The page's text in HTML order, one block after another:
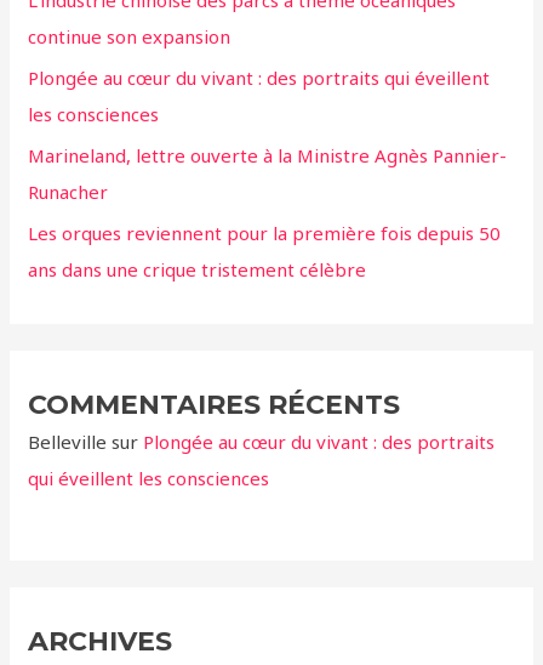
e
r
:
continue son expansion
Plongée au cœur du vivant : des portraits qui éveillent
les consciences
Marineland, lettre ouverte à la Ministre Agnès Pannier-
Runacher
Les orques reviennent pour la première fois depuis 50
ans dans une crique tristement célèbre
COMMENTAIRES RÉCENTS
Belleville sur Plongée au cœur du vivant : des portraits
qui éveillent les consciences
ARCHIVES